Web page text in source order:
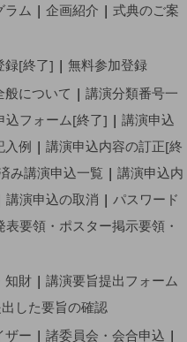
ラム | 企画紹介 | 式典のご案
録[終了] | 無料参加登録
般について | 講演分類番号一
込フォーム[終了] | 講演申込
入例 | 講演申込内容の訂正[終
み講演申込一覧 | 講演申込内
講演申込の取消 | パスワード
表要領・ポスター掲示要領・
知財 | 講演要旨提出フォーム
した要旨の確認
ザー | 諸委員会・会合申込 |